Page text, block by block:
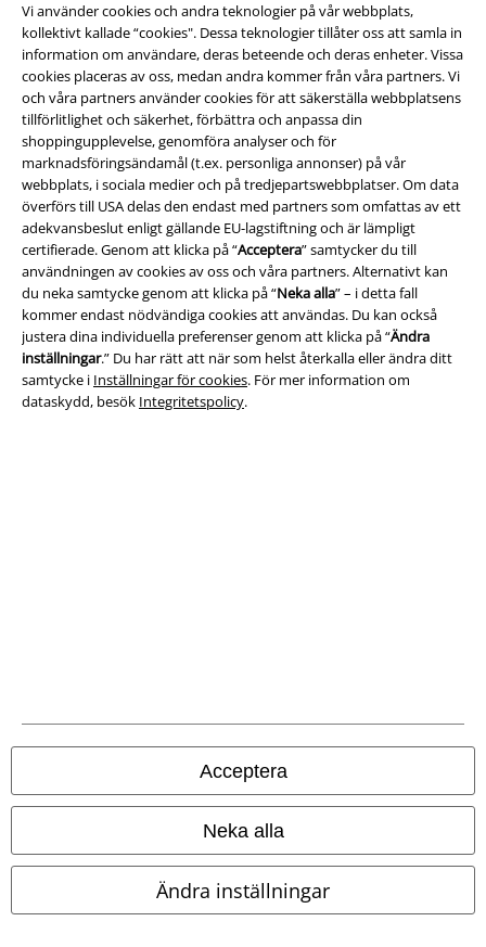
Vi använder cookies och andra teknologier på vår webbplats,
kollektivt kallade “cookies". Dessa teknologier tillåter oss att samla in
information om användare, deras beteende och deras enheter. Vissa
cookies placeras av oss, medan andra kommer från våra partners. Vi
och våra partners använder cookies för att säkerställa webbplatsens
tillförlitlighet och säkerhet, förbättra och anpassa din
shoppingupplevelse, genomföra analyser och för
marknadsföringsändamål (t.ex. personliga annonser) på vår
webbplats, i sociala medier och på tredjepartswebbplatser. Om data
överförs till USA delas den endast med partners som omfattas av ett
adekvansbeslut enligt gällande EU-lagstiftning och är lämpligt
certifierade. Genom att klicka på “Acceptera” samtycker du till
användningen av cookies av oss och våra partners. Alternativt kan
du neka samtycke genom att klicka på “Neka alla” – i detta fall
kommer endast nödvändiga cookies att användas. Du kan också
justera dina individuella preferenser genom att klicka på “Ändra
inställningar.” Du har rätt att när som helst återkalla eller ändra ditt
samtycke i Inställningar för cookies. För mer information om
dataskydd, besök Integritetspolicy.
Acceptera
Neka alla
Ändra inställningar
Jag godkänner att E.M.P. Merchandising mbH har rätt att behandla mina
personuppgifter och regelbundet skicka mig nyhetsbrev och information
om deras produkter. Jag godkänner att mina personuppgifter kommer att
behandlas enligt deras
Datasekretesspolicy
. Jag kan återkalla mitt
samtycke när som helst genom att klicka på länken för att avsluta
prenumeration som finns med i alla EMP:s nyhetsbrev.
Härkan jag avsluta prenumerationen på nyhetsbrevet.
Prenumerera
*Gäller i 4 veckor och gäller endast online. Kan inte kombineras med
andra erbjudanden/kampanjer. Aktuell rabatt dras av när rabattkoden
löses in i kassan. Gäller ej vid köp av biljetter, böcker, media, Rammstein-
produkter, (Till) Lindemann,-produkter, Böhse Onklez-produkter, Broilers-
produkter, Die Toten Hosen-produkter, Die Ärzte-produkter, Feine Sahne
Fischfilet-produkter, presentkort eller varor vars pris inkluderar en
Hjälp
Returpolicy
Returnera en vara